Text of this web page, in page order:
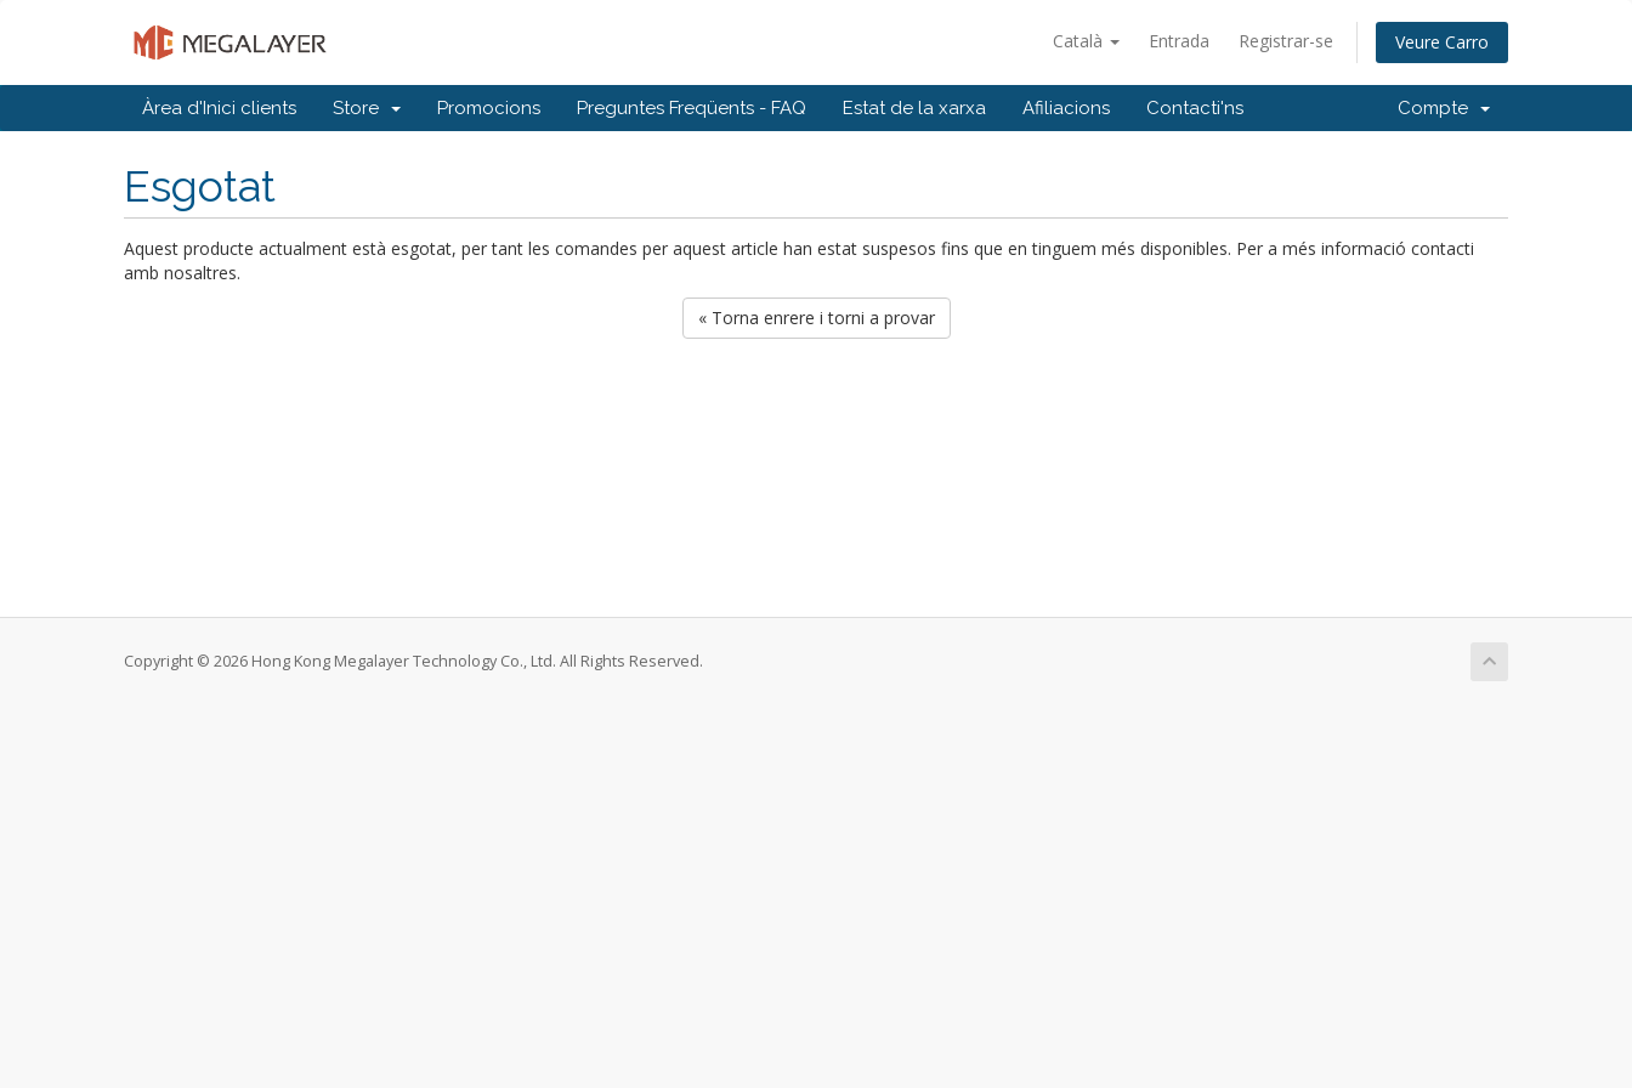
Català Entrada Registrar-se Veure Carro
Àrea d'Inici clients Store Promocions Preguntes Freqüents - FAQ Estat de la xarxa Afiliacions Contacti'ns Compte
Esgotat
Aquest producte actualment està esgotat, per tant les comandes per aquest article han estat suspesos fins que en tinguem més disponibles. Per a més informació contacti
amb nosaltres.
« Torna enrere i torni a provar
Copyright © 2026 Hong Kong Megalayer Technology Co., Ltd. All Rights Reserved.